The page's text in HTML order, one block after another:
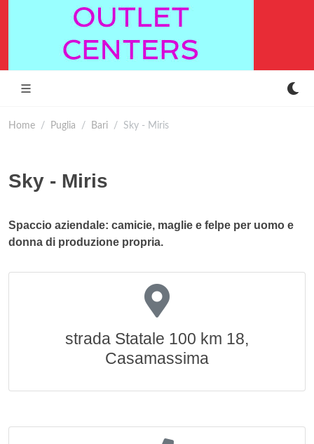
Home Puglia Bari Sky - Miris
Sky - Miris
Spaccio aziendale: camicie, maglie e felpe per uomo e
donna di produzione propria.
strada Statale 100 km 18,
Casamassima